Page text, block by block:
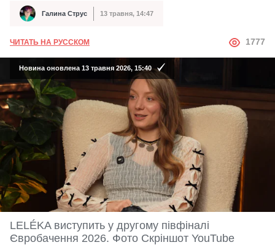
Автор Галина Струс
Дата публікації 13 травня, 14:47
ЧИТАТЬ НА РУССКОМ АВТОР
1777
Новина оновлена 13 травня 2026, 15:40
LELÉKA виступить у другому півфіналі
Євробачення 2026. Фото Скріншот YouTube